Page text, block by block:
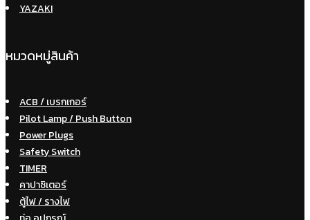
YAZAKI
หมวดหมู่สินค้า
ACB / เบรกเกอร์
Pilot Lamp / Push Button
Power Plugs
Safety Switch
TIMER
คาปาซิเตอร์
ตู้ไฟ / รางไฟ